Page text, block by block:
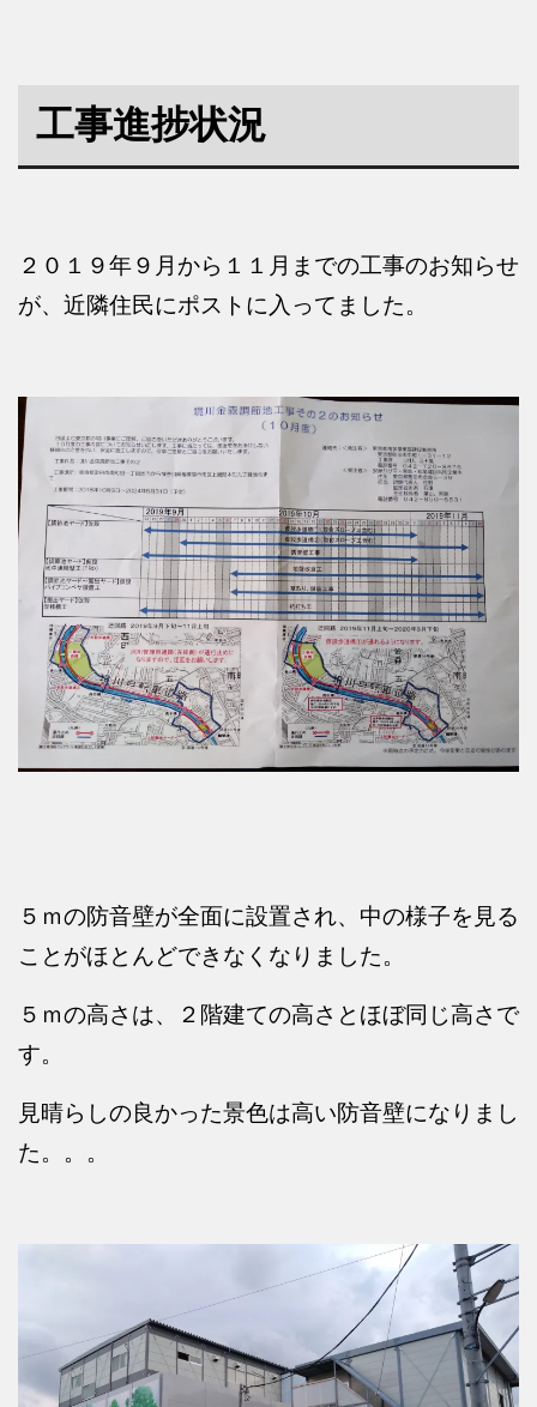
工事進捗状況
２０１９年９月から１１月までの工事のお知らせ
が、近隣住民にポストに入ってました。
５ｍの防音壁が全面に設置され、中の様子を見る
ことがほとんどできなくなりました。
５ｍの高さは、２階建ての高さとほぼ同じ高さで
す。
見晴らしの良かった景色は高い防音壁になりまし
た。。。